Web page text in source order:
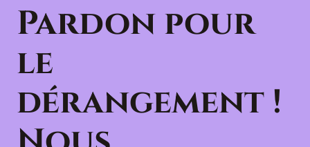
Pardon pour
le
dérangement !